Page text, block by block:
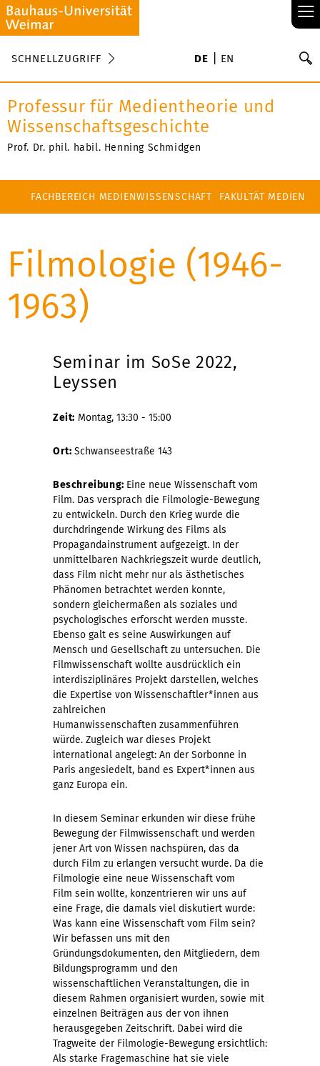
≡
SCHNELLZUGRIFF DE EN
Professur für Medientheorie und
Wissenschaftsgeschichte
Prof. Dr. phil. habil. Henning Schmidgen
FACHBEREICH MEDIENWISSENSCHAFT FAKULTÄT MEDIEN
Filmologie (1946-
1963)
Seminar im SoSe 2022,
Leyssen
Zeit: Montag, 13:30 - 15:00
Ort: Schwanseestraße 143
Beschreibung: Eine neue Wissenschaft vom
Film. Das versprach die Filmologie-Bewegung
zu entwickeln. Durch den Krieg wurde die
durchdringende Wirkung des Films als
Propagandainstrument aufgezeigt. In der
unmittelbaren Nachkriegszeit wurde deutlich,
dass Film nicht mehr nur als ästhetisches
Phänomen betrachtet werden konnte,
sondern gleichermaßen als soziales und
psychologisches erforscht werden musste.
Ebenso galt es seine Auswirkungen auf
Mensch und Gesellschaft zu untersuchen. Die
Filmwissenschaft wollte ausdrücklich ein
interdisziplinäres Projekt darstellen, welches
die Expertise von Wissenschaftler*innen aus
zahlreichen
Humanwissenschaften zusammenführen
würde. Zugleich war dieses Projekt
international angelegt: An der Sorbonne in
Paris angesiedelt, band es Expert*innen aus
ganz Europa ein.
In diesem Seminar erkunden wir diese frühe
Bewegung der Filmwissenschaft und werden
jener Art von Wissen nachspüren, das da
durch Film zu erlangen versucht wurde. Da die
Filmologie eine neue Wissenschaft vom
Film sein wollte, konzentrieren wir uns auf
eine Frage, die damals viel diskutiert wurde:
Was kann eine Wissenschaft vom Film sein?
Wir befassen uns mit den
Gründungsdokumenten, den Mitgliedern, dem
Bildungsprogramm und den
wissenschaftlichen Veranstaltungen, die in
diesem Rahmen organisiert wurden, sowie mit
einzelnen Beiträgen aus der von ihnen
herausgegeben Zeitschrift. Dabei wird die
Tragweite der Filmologie-Bewegung ersichtlich:
Als starke Fragemaschine hat sie viele